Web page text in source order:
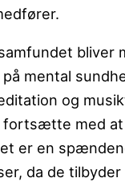
bliver
mental
og
fortsætte med
er en
da de